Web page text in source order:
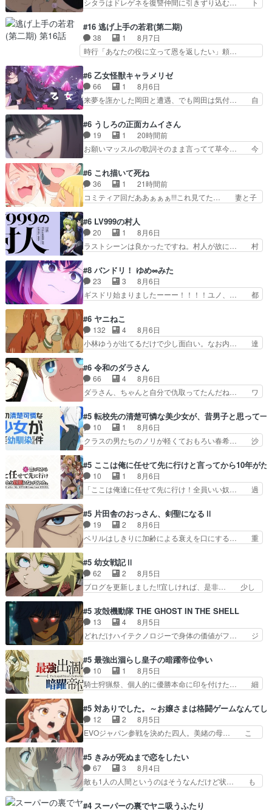
損してる」って言うけど、声で… おかしいな石田
ましてはアサちゃん目的で… "顔で損してる"企み
顔て何…wアスマさん… 顔で損してるアスマさん
ついでに声でも損し…
イに功績を挙げさせて政権と軍のバラン… 覇道の
トルイと王道のオゴタイって感じかな… 賢い人物
の行動は想定した目的達成のための… シタラとボ
ラクチンの考えが初めてシンクロ… ドレゲネのテ
ンゴル政治」国家の表舞台に… 前回のシタラと対
比したおおらかな笑顔が印… 戦争よりも経済の領
域をその視野に入れてい…
#16 逃げ上手の若君(第二期)
38 1
8月7日
時行「あなたの役に立って恩を返したい」頼…
のアニメの演出、同じCloverWor… 貞宗の思考を
読み切れなかったのは、経験の… 信濃仮面いった
い誰なんだ！役に立ちたいで… 人形だったり将棋
だったり、諏訪神党の三大… ・これ罠じゃない
意味。特に諏訪の地は山… 薄々思ってたけど実写
パートに対する熱意が… 亜也子ちゃん面白い親父
さんが無事で良かっ…
#6 乙女怪獣キャラメリゼ
66 1
8月6日
来夢を誑かした岡田と遭遇、でも岡田は気付… 自
なからのメイク道具が、らいりーさんを… らいり
ーの影響で理想に向けて努力する黒絵… コングと
ゴ〇ラの怪獣大決戦!?w黒絵の友… らいりーが己
のルッキズムと相対する話とし… らいりーさんが
の小河内ダムに来た黒絵た… ライリーが好きだっ
たクズ男ハルゴンが懲ら… メイクでちょっと勇気
出てる黒絵ちゃん可愛…
#6 うしろの正面カムイさん
19 1
20時間前
お願いマッスルの歌詞そのまま言ってて草今… 今
大量に成仏させた ジェットババアの亜… 1日で
6人は流石絶倫カムイ婆もしっかり抱… 今回は交
通悪霊の除霊ツアー。Aパはいつも… 前半の霊カ
モみたいになってるよねwジェッ… 今回はいつも
んを怪異と見間違え叫んでお… 交通系悪霊除霊ツ
アー編！どっちが悪かよく… よく見ないと気付け
ない2つのエピソードに…
#6 これ描いて死ね
36 1
21時間前
コミティア回だああぁぁぁ!!!これ見てた… 妻と子
らえた最初の一冊お客にプロポーズ… 遅れて5
話，コミティア前哨戦ですが，ここ… 「同情は創
作の敵」いい言葉だ。でも応援す… 東京で開かれ
る即売会に行って自分たちの本… 一冊売る事の苦
けはったねー編集さん。同… 自分の妄想を買って
くれる人がいるというも… 初めて自分の漫画が売
れた時の感動、懐かし…
#6 LV999の村人
20 1
8月6日
ラストシーンは良かったですね。村人が故に… 村
スと10年後に結婚の約束をした鏡ずっ… カジノ
スタッフ募集するも集まらない更に追… 王命でク
ルルの監視をすることになったデビ… 最強の村
人・鏡との出会いで少しは変わった… やはり何か
への恨みは根深そうやね姫を舐… 新キャラが登場
早々変態扱いされてる件。タ… まだまだお元気そ
うなお声で……不意打ち過…
#8 バンドリ！ ゆめ∞みた
23 3
8月6日
ギスドリ始まりましたーーー！！！！ユノ、… 都
復を見守っていかないと、ですね！！み… 開幕聞
き取りスタッフに定治いなかった？ま… ののちゃ
んのお手当てはお節介だったりする… ビオラの立
ち回り害悪すぎるお近づきの印が… ・律っちゃん
一難、律がビオラの呪縛から… 「私はあなたが嫌
いなんです」「バンドやめ… 何が起きているの
か！？次週、みゅーたいぷ…
#6 ヤニねこ
132 4
8月6日
小林ゆうが出てるだけで少し面白い。なお内… 達
マドンってなんなん！？人見知りっぽい… なんな
ら下ネタ0じゃなかったかこんな回が… 他のエピ
ソードに対してマイルドな回だった… 今回はだい
ぶある程度抑えてる？w感じな気… アルねこ、そ
ていたゴキブリ死んでるGP… アルねこ危険です
よね。健康的な面で··江… 酔い潰れ行き着いた江
ノ島で、朝日を眺めな…
#6 令和のダラさん
66 4
8月6日
ダラさん、ちゃんと自分で仇取ってたんだね… ワ
ットに憧れてビーム撃ちたいと…そうい… 余りに
も凄惨なダラさんの過去ダラさんの６… 過去編は
これで一区切りかなギャグも面白い… ガンガガン
♪薫がなんかしっかり歌ってロマ… 姉巫女の誤
日頃からガンガン言うてないで… このアニメはど
こに行くのだろう、面白すぎ… 姉のした事はただ
単に一族を絶滅させただけ…
#5 転校先の清楚可憐な美少女が、昔男子と思って一
10 1
8月6日
クラスの男たちのノリが軽くておもろい春希… 沙
もちゃんが透けブラしててびっくりして… レベル
のキャラが登場。相変わらず顔や体の… 隼人が春
希の級友を巻き込んだイジりに動じ… 第５話を
U-NEXTで視聴しました。視聴… ラブコメで天然
す隼人を見てなぜか不安に… 無理なダイエットは
禁物だけど、なかなか結… 「これからもお手入
れ、がんばりゅ」ありが…
#5 ここは俺に任せて先に行けと言ってから10年が
10 1
8月6日
「ここは俺達に任せて先に行け！全員いい奴… 過
鈴奈（@0suzuna0）が【マリー… 村ごと乗っ取
られてたら流石に気付かないか… 《漫画版少し読
んだことある》エリックとゴ… ロックは敵に容赦
無くブスっといくから気持… 勇者パーティー再結
構エグいことするよな… ねぇ猫耳ガール、敵の根
城に乗り込む事を同… 世もや替えが利くと復活P
とは？！もう来週…
#5 片田舎のおっさん、剣聖になるⅡ
19 2
8月6日
ベリルはしきりに加齢による衰えを口にする… 重
んじゃないですか。魔物の群を発見した… アマプ
ラにて視聴終わり！サーベルボア討伐… を言い訳
にしたくないものですねwボア狩り… 先生として
のベリルが好きだけど、今回みた… 4人だけでサ
ーベルボアが暴れてると聞い… ちょっと年齢の事
を言いすぎとゆーか言い訳… ベリルの母もやはり
只者じゃなかったかベリ…
#5 幼女戦記Ⅱ
62 2
8月5日
ブログを更新しました!!宜しければ、是非… 少し
ゥーアの唯一の手駒が強すぎる笑あお… 私にとっ
て完全にご褒美回ゼー様の葉巻シー… やはりター
ニャが後方指揮だと展開に迫力が… “貧乏籤百連
無料ガチャ”100連でも1回… 2期入ってから地味
ばならぬ」って言葉に… ゼートゥーア左遷によっ
て参謀本部の連携が… 緊張感ある戦闘描写とギャ
グ今週の『有能な…
#5 攻殻機動隊 THE GHOST IN THE SHELL
13 4
8月5日
どれだけハイテクノロジーで身体の価値がフ… ジ
コマだいぶ理性持ち始めた。この世界の… 原作読
んだのもう何年も前なのに、覚えてる… コイルの
汚職を突き止めるべくバトーの指導… やまとん1
号はどこの部分で使うのだろう？… 日本とロシア
primevideoで視聴しまし… 前回同様『イノセン
ス』を含む押井・神山版… 第５話「EPISODEラ
ストの母親の気持…
#5 最強出涸らし皇子の暗躍帝位争い
10 1
8月5日
騎士狩猟祭、個人的に優勝本命に印を付けた… 細
ナがチートすぎる笑アルは最初から自分… プラネ
ット・ウィズ展開アツいな「騎士狩猟… 麦茶どこ
ろかタイトル通り麦茶の出涸らしぐ… 第５話を
ABEMAで視聴しました。視聴に… 復讐に燃える
が“萌え”なのでこの娘が皇帝… ウサギ好きそうな
王女殿下がかわいい。幼馴… ついに始まった狩猟
祭。エルナの活躍で上位…
#5 対ありでした。～お嬢さまは格闘ゲームなんてし
12 2
8月5日
EVOジャパン参戦を決めた四人。美緒の母… こ
目は気品溢れてるのに中身は…美緒ママ… テー
マ：格ゲー大会に行くには？感想は、美… 大会を
前に格ゲー熱が高まる一方、百合の本… 東京で開
催される格ゲー大会に参加すること… Japanに向
#5 きみが死ぬまで恋をしたい
67 3
8月4日
敵も1人の人間というのはそうなんだけど状… も
を人間に戻して欲しいでも自分達が代わ… ご視聴
#4 スーパーの裏でヤニ吸うふたり